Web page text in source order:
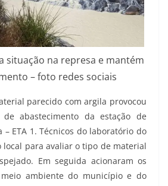
situação na represa e mantém
– foto redes sociais
parecido com argila provocou
abastecimento da estação de
ETA 1. Técnicos do laboratório do
local para avaliar o tipo de material
Em seguida acionaram os
ambiente do município e do